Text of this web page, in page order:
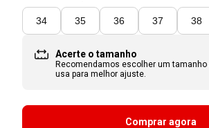
34 35 36 37 38
Acerte o tamanho
Recomendamos escolher um tamanho
usa para melhor ajuste.
Comprar agora